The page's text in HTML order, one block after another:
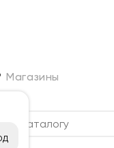
Магазины